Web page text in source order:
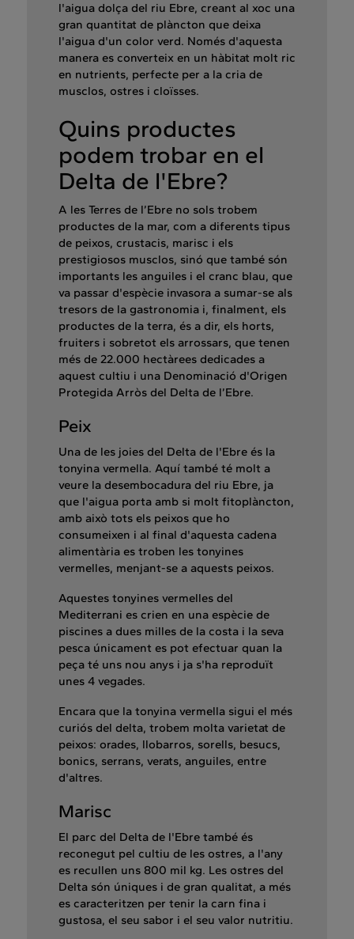
l'aigua dolça del riu Ebre, creant al xoc una
gran quantitat de plàncton que deixa
l'aigua d'un color verd. Només d'aquesta
manera es converteix en un hàbitat molt ric
en nutrients, perfecte per a la cria de
musclos, ostres i cloïsses.
Quins productes
podem trobar en el
Delta de l'Ebre?
A les Terres de l’Ebre no sols trobem
productes de la mar, com a diferents tipus
de peixos, crustacis, marisc i els
prestigiosos musclos, sinó que també són
importants les anguiles i el cranc blau, que
va passar d'espècie invasora a sumar-se als
tresors de la gastronomia i, finalment, els
productes de la terra, és a dir, els horts,
fruiters i sobretot els arrossars, que tenen
més de 22.000 hectàrees dedicades a
aquest cultiu i una Denominació d'Origen
Protegida Arròs del Delta de l’Ebre.
Peix
Una de les joies del Delta de l'Ebre és la
tonyina vermella. Aquí també té molt a
veure la desembocadura del riu Ebre, ja
que l'aigua porta amb si molt fitoplàncton,
amb això tots els peixos que ho
consumeixen i al final d'aquesta cadena
alimentària es troben les tonyines
vermelles, menjant-se a aquests peixos.
Aquestes tonyines vermelles del
Mediterrani es crien en una espècie de
piscines a dues milles de la costa i la seva
pesca únicament es pot efectuar quan la
peça té uns nou anys i ja s'ha reproduït
unes 4 vegades.
Encara que la tonyina vermella sigui el més
curiós del delta, trobem molta varietat de
peixos: orades, llobarros, sorells, besucs,
bonics, serrans, verats, anguiles, entre
d'altres.
Marisc
El parc del Delta de l'Ebre també és
reconegut pel cultiu de les ostres, a l'any
es recullen uns 800 mil kg. Les ostres del
Delta són úniques i de gran qualitat, a més
es caracteritzen per tenir la carn fina i
gustosa, el seu sabor i el seu valor nutritiu.